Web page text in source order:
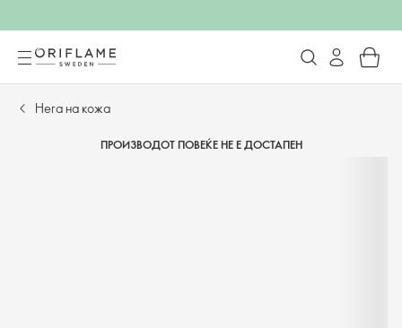
Нега на кожа
ПРОИЗВОДОТ ПОВЕЌЕ НЕ Е ДОСТАПЕН